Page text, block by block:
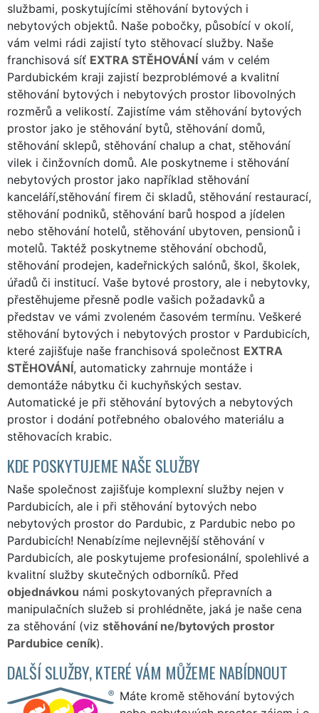
službami, poskytujícími stěhování bytových i
nebytových objektů. Naše pobočky, působící v okolí,
vám velmi rádi zajistí tyto stěhovací služby. Naše
franchisová síť EXTRA STĚHOVÁNÍ vám v celém
Pardubickém kraji zajistí bezproblémové a kvalitní
stěhování bytových i nebytových prostor libovolných
rozměrů a velikostí. Zajistíme vám stěhování bytových
prostor jako je stěhování bytů, stěhování domů,
stěhování sklepů, stěhování chalup a chat, stěhování
vilek i činžovních domů. Ale poskytneme i stěhování
nebytových prostor jako například stěhování
kanceláří,stěhování firem či skladů, stěhování restaurací,
stěhování podniků, stěhování barů hospod a jídelen
nebo stěhování hotelů, stěhování ubytoven, pensionů i
motelů. Taktéž poskytneme stěhování obchodů,
stěhování prodejen, kadeřnických salónů, škol, školek,
úřadů či institucí. Vaše bytové prostory, ale i nebytovky,
přestěhujeme přesně podle vašich požadavků a
představ ve vámi zvoleném časovém termínu. Veškeré
stěhování bytových i nebytových prostor v Pardubicích,
které zajišťuje naše franchisová společnost EXTRA
STĚHOVÁNÍ, automaticky zahrnuje montáže i
demontáže nábytku či kuchyňských sestav.
Automatické je při stěhování bytových a nebytových
prostor i dodání potřebného obalového materiálu a
stěhovacích krabic.
KDE POSKYTUJEME NAŠE SLUŽBY
Naše společnost zajišťuje komplexní služby nejen v
Pardubicích, ale i při stěhování bytových nebo
nebytových prostor do Pardubic, z Pardubic nebo po
Pardubicích! Nenabízíme nejlevnější stěhování v
Pardubicích, ale poskytujeme profesionální, spolehlivé a
kvalitní služby skutečných odborníků. Před
objednávkou námi poskytovaných přepravních a
manipulačních služeb si prohlédněte, jaká je naše cena
za stěhování (viz stěhování ne/bytových prostor
Pardubice ceník).
DALŠÍ SLUŽBY, KTERÉ VÁM MŮŽEME NABÍDNOUT
Máte kromě stěhování bytových